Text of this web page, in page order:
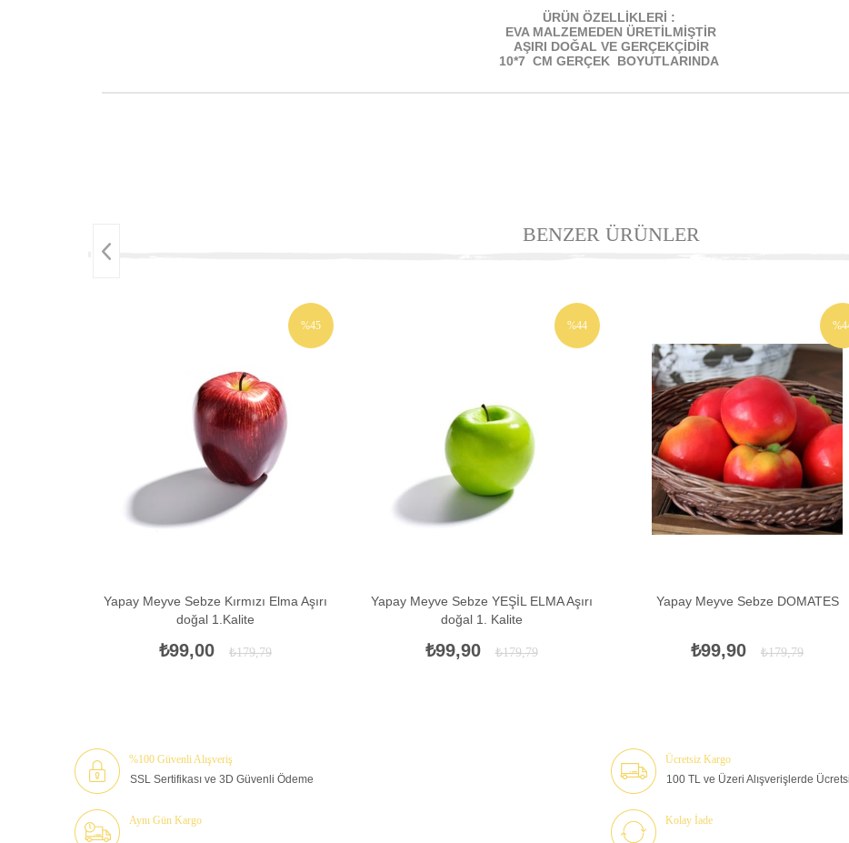
ÜRÜN ÖZELLİKLERİ :
EVA MALZEMEDEN ÜRETİLMİŞTİR
AŞIRI DOĞAL VE GERÇEKÇİDİR
10*7 CM GERÇEK BOYUTLARINDA
BENZER ÜRÜNLER
Yapay Meyve Sebze Kırmızı Elma Aşırı
doğal 1.Kalite
₺99,00 ₺179,79
%45
Yapay Meyve Sebze YEŞİL ELMA Aşırı
doğal 1. Kalite
₺99,90 ₺179,79
%44
Yapay Meyve Sebze DOMATES
₺99,90 ₺179,79
%100 Güvenli Alışveriş
SSL Sertifikası ve 3D Güvenli Ödeme
Ücretsiz Kargo
100 TL ve Üzeri Alışverişlerde
Aynı Gün Kargo Kolay İade